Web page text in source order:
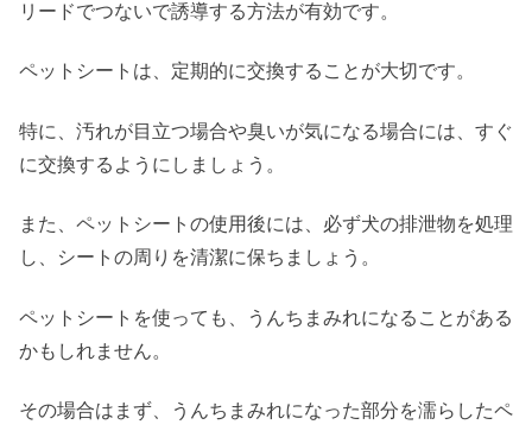
リードでつないで誘導する方法が有効です。
ペットシートは、定期的に交換することが大切です。
特に、汚れが目立つ場合や臭いが気になる場合には、すぐ
に交換するようにしましょう。
また、ペットシートの使用後には、必ず犬の排泄物を処理
し、シートの周りを清潔に保ちましょう。
ペットシートを使っても、うんちまみれになることがある
かもしれません。
その場合はまず、うんちまみれになった部分を濡らしたペ